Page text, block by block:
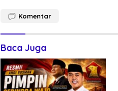
Komentar
Baca Juga